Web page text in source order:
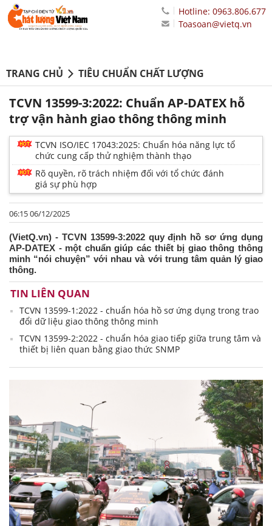
Hotline: 0963.806.677
Toasoan@vietq.vn
TRANG CHỦ TIÊU CHUẨN CHẤT LƯỢNG
TCVN 13599-3:2022: Chuẩn AP-DATEX hỗ
trợ vận hành giao thông thông minh
TCVN ISO/IEC 17043:2025: Chuẩn hóa năng lực tổ
chức cung cấp thử nghiệm thành thạo
Rõ quyền, rõ trách nhiệm đối với tổ chức đánh
giá sự phù hợp
06:15 06/12/2025
(VietQ.vn) - TCVN 13599-3:2022 quy định hồ sơ ứng dụng
AP-DATEX - một chuẩn giúp các thiết bị giao thông thông
minh “nói chuyện” với nhau và với trung tâm quản lý giao
thông.
TIN LIÊN QUAN
TCVN 13599-1:2022 - chuẩn hóa hồ sơ ứng dụng trong trao
đổi dữ liệu giao thông thông minh
TCVN 13599-2:2022 - chuẩn hóa giao tiếp giữa trung tâm và
thiết bị liên quan bằng giao thức SNMP